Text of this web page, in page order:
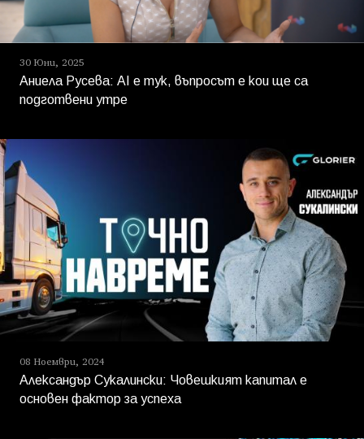
30 Юни, 2025
Аниела Русева: AI е тук, въпросът е кои ще са
подготвени утре
08 Ноември, 2024
Александър Сукалински: Човешкият капитал е
основен фактор за успеха